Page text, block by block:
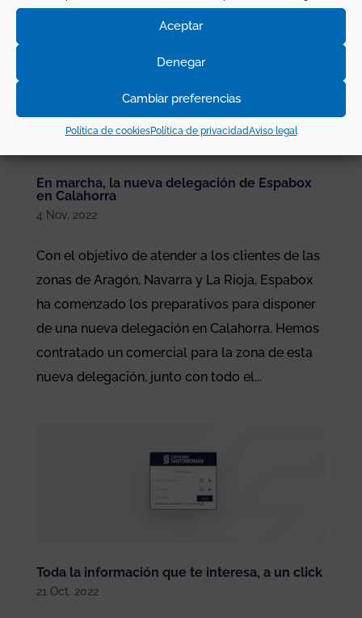
Aceptar
Denegar
Cambiar preferencias
Política de cookiesPolítica de privacidadAviso legal
En marcha, la nueva delegación de Espabox
en Calahorra
4 Nov, 2022
Con el objetivo de atender a los clientes de las
zonas de Aragón, Navarra y La Rioja, Espabox
ha comenzado los preparativos para disponer
de una nueva delegación en Calahorra. Hemos
contratado un comercial para la zona de esta
nueva delegación, junto con todo el...
Toda la información que te interesa, a un click
21 Oct, 2022